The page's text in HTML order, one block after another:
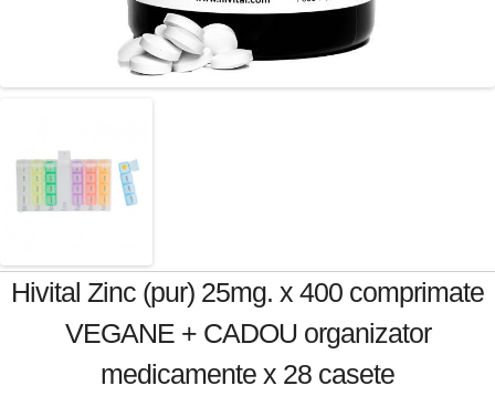
Hivital Zinc (pur) 25mg. x 400 comprimate
VEGANE + CADOU organizator
medicamente x 28 casete